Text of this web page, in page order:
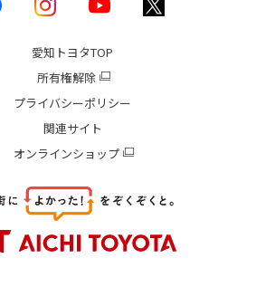
愛知トヨタTOP
所有権解除
プライバシーポリシー
関連サイト
オンラインショップ